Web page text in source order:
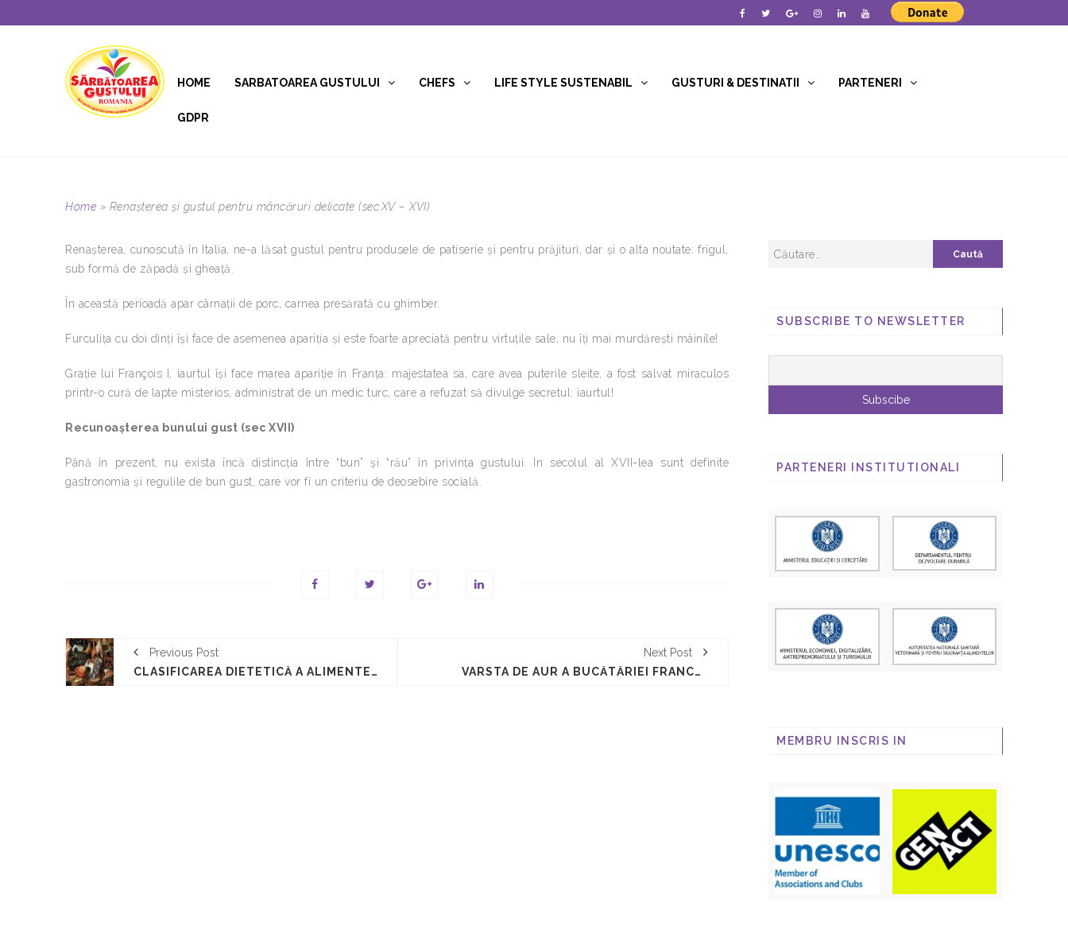
HOME SARBATOAREA GUSTULUI CHEFS LIFE STYLE SUSTENABIL GUSTURI & DESTINATII PARTENERI
GDPR
Home » Renaşterea şi gustul pentru mâncăruri delicate (sec.XV – XVI)
Renaşterea, cunoscută în Italia, ne-a lăsat gustul pentru produsele de patiserie şi pentru prăjituri, dar şi o alta noutate: frigul,
sub formă de zăpadă şi gheaţă.
În această perioadă apar cârnaţii de porc, carnea presărată cu ghimber.
Furculiţa cu doi dinţi îşi face de asemenea apariţia şi este foarte apreciată pentru virtuţile sale, nu îţi mai murdăreşti mâinile!
Graţie lui François I, iaurtul îşi face marea apariţie în Franţa: majestatea sa, care avea puterile sleite, a fost salvat miraculos
printr-o cură de lapte misterios, administrat de un medic turc, care a refuzat să divulge secretul: iaurtul!
Recunoaşterea bunului gust (sec XVII)
Până în prezent, nu exista încă distincţia între “bun” şi “rău” în privinţa gustului. In secolul al XVII-lea sunt definite
gastronomia şi regulile de bun gust, care vor fi un criteriu de deosebire socială.
Previous Post
CLASIFICAREA DIETETICĂ A ALIMENTELOR IN EVUL MEDIU
Next Post
VÂRSTA DE AUR A BUCĂTĂRIEI FRANCEZE (SEC. XVIII)
SUBSCRIBE TO NEWSLETTER
PARTENERI INSTITUTIONALI
MEMBRU INSCRIS IN